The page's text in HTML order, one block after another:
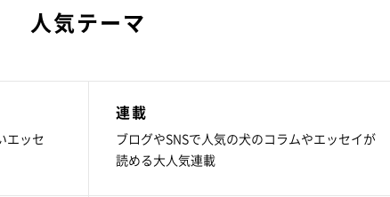
人気テーマ
エッセ
連載
ブログやSNSで人気の犬のコラムやエッセイが
読める大人気連載